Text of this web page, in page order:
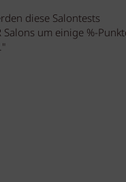
diese Salontests
um einige %-